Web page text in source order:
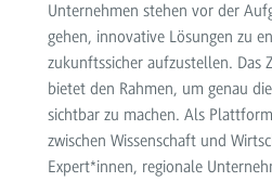
Unternehmen stehen vor der
gehen, innovative Lösungen zu
zukunftssicher aufzustellen. Das
bietet den Rahmen, um genau
sichtbar zu machen. Als
zwischen Wissenschaft und
Expert*innen, regionale